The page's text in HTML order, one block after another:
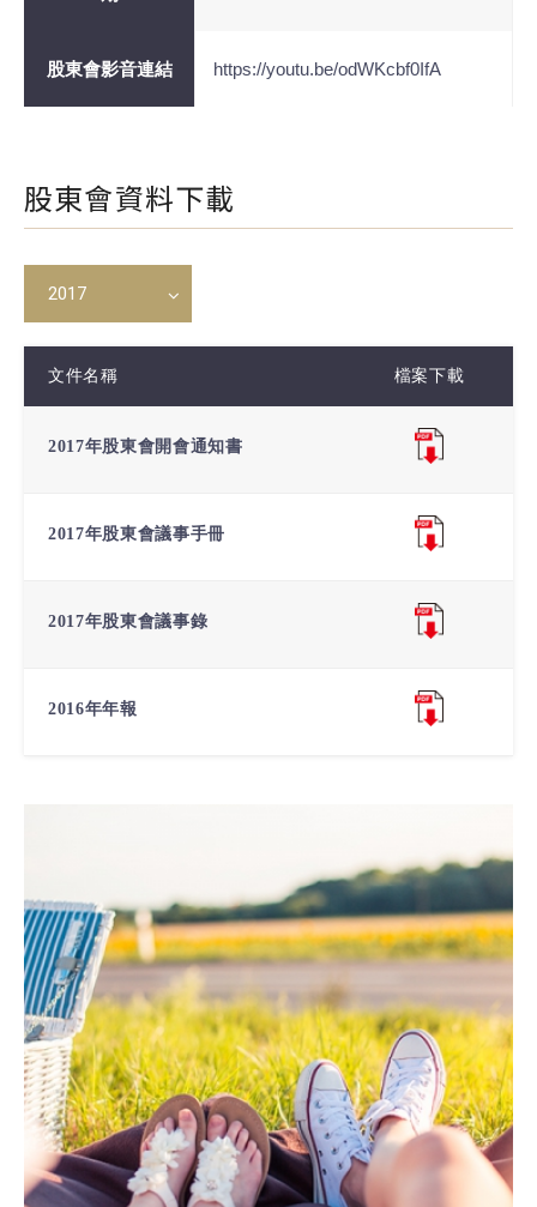
股東會影音連結 https://youtu.be/odWKcbf0IfA
股東會資料下載
2017
文件名稱 檔案下載
2017年股東會開會通知書
2017年股東會議事手冊
2017年股東會議事錄
2016年年報